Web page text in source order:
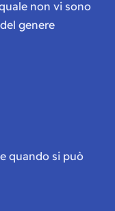
non vi sono
genere
quando si può